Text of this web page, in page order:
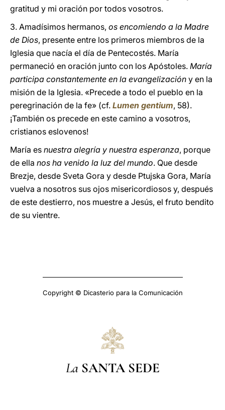
gratitud y mi oración por todos vosotros.
3. Amadísimos hermanos, os encomiendo a la Madre
de Dios, presente entre los primeros miembros de la
Iglesia que nacía el día de Pentecostés. María
permaneció en oración junto con los Apóstoles. María
participa constantemente en la evangelización y en la
misión de la Iglesia. «Precede a todo el pueblo en la
peregrinación de la fe» (cf. Lumen gentium, 58).
¡También os precede en este camino a vosotros,
cristianos eslovenos!
María es nuestra alegría y nuestra esperanza, porque
de ella nos ha venido la luz del mundo. Que desde
Brezje, desde Sveta Gora y desde Ptujska Gora, María
vuelva a nosotros sus ojos misericordiosos y, después
de este destierro, nos muestre a Jesús, el fruto bendito
de su vientre.
Copyright © Dicasterio para la Comunicación
La SANTA SEDE